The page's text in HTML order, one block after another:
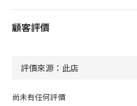
顧客評價
尚未有任何評價